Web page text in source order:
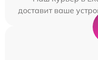
доставит ваше